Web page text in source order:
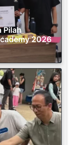
Pilah
2026